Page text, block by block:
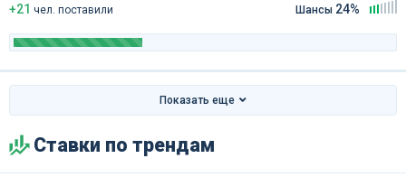
+21 чел. поставили Шансы 24%
Показать еще
Ставки по трендам